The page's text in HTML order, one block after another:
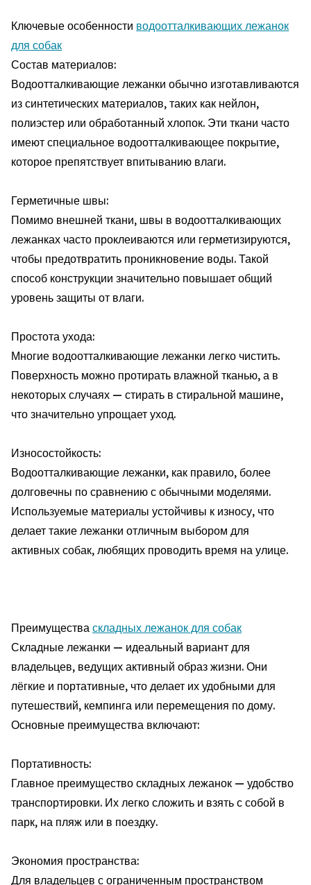
Ключевые особенности водоотталкивающих лежанок
для собак
Состав материалов:
Водоотталкивающие лежанки обычно изготавливаются
из синтетических материалов, таких как нейлон,
полиэстер или обработанный хлопок. Эти ткани часто
имеют специальное водоотталкивающее покрытие,
которое препятствует впитыванию влаги.
Герметичные швы:
Помимо внешней ткани, швы в водоотталкивающих
лежанках часто проклеиваются или герметизируются,
чтобы предотвратить проникновение воды. Такой
способ конструкции значительно повышает общий
уровень защиты от влаги.
Простота ухода:
Многие водоотталкивающие лежанки легко чистить.
Поверхность можно протирать влажной тканью, а в
некоторых случаях — стирать в стиральной машине,
что значительно упрощает уход.
Износостойкость:
Водоотталкивающие лежанки, как правило, более
долговечны по сравнению с обычными моделями.
Используемые материалы устойчивы к износу, что
делает такие лежанки отличным выбором для
активных собак, любящих проводить время на улице.
Преимущества складных лежанок для собак
Складные лежанки — идеальный вариант для
владельцев, ведущих активный образ жизни. Они
лёгкие и портативные, что делает их удобными для
путешествий, кемпинга или перемещения по дому.
Основные преимущества включают:
Портативность:
Главное преимущество складных лежанок — удобство
транспортировки. Их легко сложить и взять с собой в
парк, на пляж или в поездку.
Экономия пространства:
Для владельцев с ограниченным пространством